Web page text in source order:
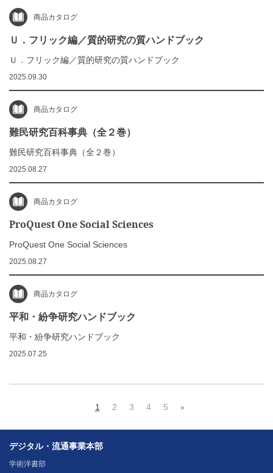
商品カタログ
Ｕ．フリック編／質的研究の質ハンドブック
Ｕ．フリック編／質的研究の質ハンドブック
2025.09.30
商品カタログ
難民研究百科事典（全２巻）
難民研究百科事典（全２巻）
2025.08.27
商品カタログ
ProQuest One Social Sciences
ProQuest One Social Sciences
2025.08.27
商品カタログ
平和・紛争研究ハンドブック
平和・紛争研究ハンドブック
2025.07.25
1 2 3 4 5 »
デジタル・流通事業本部
学術洋書部